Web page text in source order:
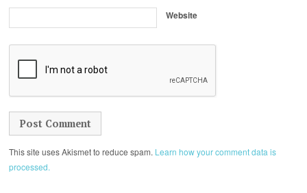
Website
This site uses Akismet to reduce spam. Learn how your comment data is
processed.